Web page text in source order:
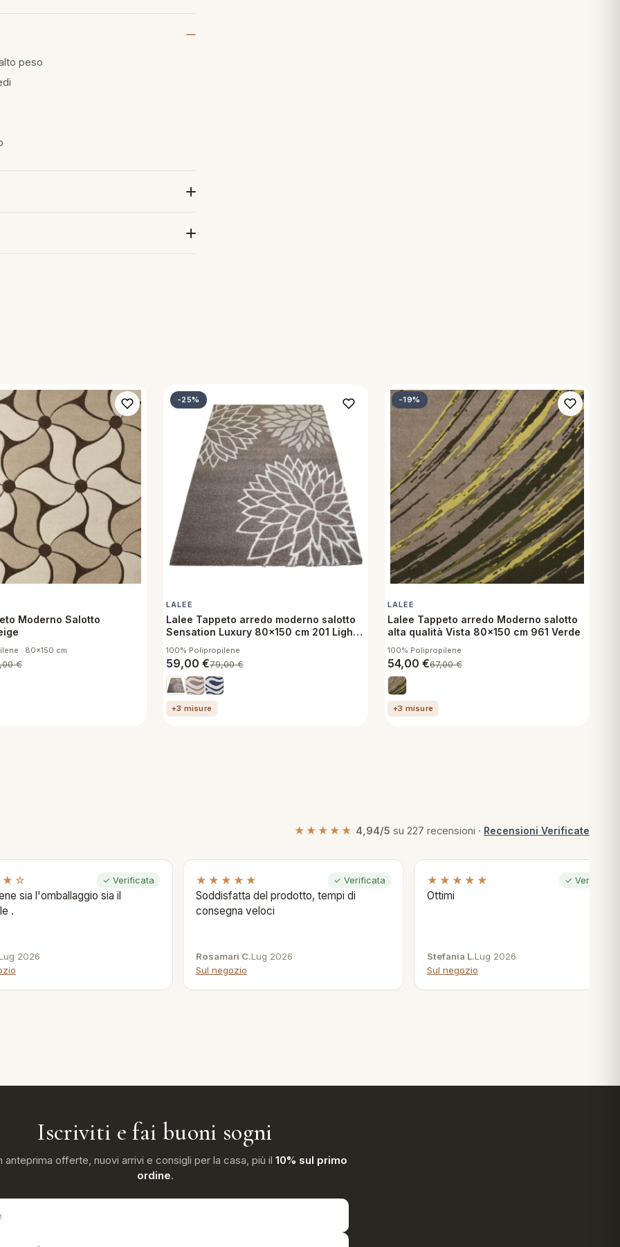
peso
Moderno Salotto
· 80x150 cm
€
-25%
LALEE
Lalee Tappeto arredo moderno salotto
Sensation Luxury 80x150 cm 201 Light
100% Polipropilene
59,00 €79,00€
+3 misure
-19%
LALEE
Lalee Tappeto arredo Moderno salotto
alta qualità Vista 80x150 cm 961 Verde
100% Polipropilene
54,00 €67,00€
+3 misure
★★★★★ 4,94/5 su 227 recensioni · Recensioni Verificate
✓ Verificata
sia l'omballaggio sia il
.
2026
★★★★★ ✓ Verificata
Soddisfatta del prodotto, tempi di
consegna veloci
Rosamari C.Lug 2026
Sul negozio
★★★★★ ✓ Verificata
Ottimi
Stefania L.Lug 2026
Sul negozio
Iscriviti e fai buoni sogni
anteprima offerte, nuovi arrivi e consigli per la casa, più il 10% sul primo
ordine.